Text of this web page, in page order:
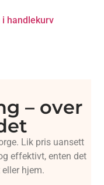
i handlekurv
– over
Lik pris uansett
effektivt, enten det
hjem.